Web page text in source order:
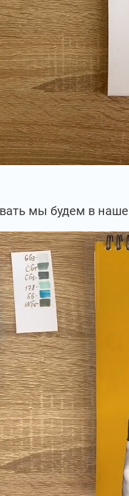
мы будем в